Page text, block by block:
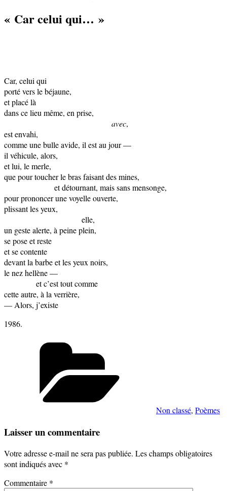
« Car celui qui… »
Car, celui qui
porté vers le béjaune,
et placé là
dans ce lieu même, en prise,
avec,
est envahi,
comme une bulle avide, il est au jour —
il véhicule, alors,
et lui, le merle,
que pour toucher le bras faisant des mines,
et détournant, mais sans mensonge,
pour prononcer une voyelle ouverte,
plissant les yeux,
elle,
un geste alerte, à peine plein,
se pose et reste
et se contente
devant la barbe et les yeux noirs,
le nez hellène —
et c’est tout comme
cette autre, à la verrière,
— Alors, j’existe
1986.
Non classé, Poèmes
Laisser un commentaire
Votre adresse e-mail ne sera pas publiée. Les champs obligatoires
sont indiqués avec *
Commentaire *